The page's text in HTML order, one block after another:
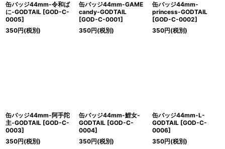
缶バッジ44mm-令和ば
に-GODTAIL [GOD-C-
0005]
350円(税別)
缶バッジ44mm-GAME
candy-GODTAIL
[GOD-C-0001]
350円(税別)
缶バッジ44mm-
princess-GODTAIL
[GOD-C-0002]
350円(税別)
缶バッジ44mm-阿手陀
主-GODTAIL [GOD-C-
0003]
350円(税別)
缶バッジ44mm-鯉女-
GODTAIL [GOD-C-
0004]
350円(税別)
缶バッジ44mm-L-
GODTAIL [GOD-C-
0006]
350円(税別)